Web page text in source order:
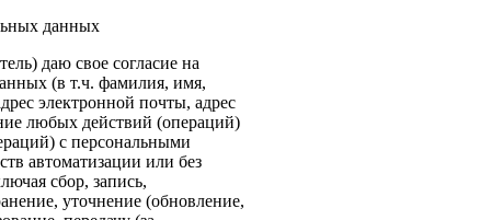
данных
даю свое согласие на
(в т.ч. фамилия, имя,
электронной почты, адрес
любых действий (операций)
с персональными
автоматизации или без
сбор, запись,
уточнение (обновление,